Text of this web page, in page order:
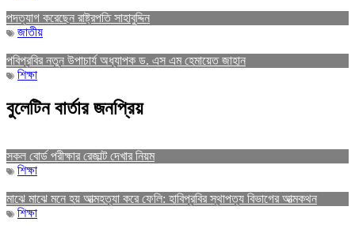
পদত্যাগ করেছেন রাষ্ট্রপতি সাহাবুদ্দিন
জাতীয়
পবিপ্রবির নতুন উপাচার্য অধ্যাপক ড. এস এম হেমায়েত জাহান
শিক্ষা
বুলেটিন বার্তার জনপ্রিয়
সকল বোর্ড পরীক্ষার রেজাল্ট দেখার নিয়ম
শিক্ষা
মাঝে মাঝে মনে হয় আত্মহত্যা করে ফেলি: হাবিপ্রবির স্থাপত্য বিভাগের আত্মকথন
শিক্ষা